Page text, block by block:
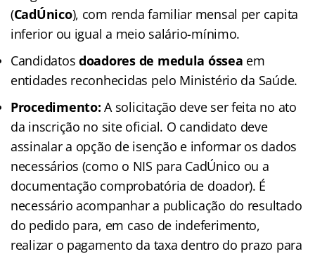
(CadÚnico), com renda familiar mensal per capita
inferior ou igual a meio salário-mínimo.
Candidatosdoadores de medula óssea em
entidades reconhecidas pelo Ministério da Saúde.
Procedimento: A solicitação deve ser feita no ato
da inscrição no site oficial. O candidato deve
assinalar a opção de isenção e informar os dados
necessários (como o NIS para CadÚnico ou a
documentação comprobatória de doador). É
necessário acompanhar a publicação do resultado
do pedido para, em caso de indeferimento,
realizar o pagamento da taxa dentro do prazo para